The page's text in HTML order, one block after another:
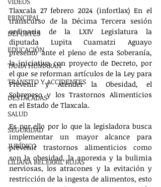
PRINCIPAL
DEPORTES
EDUCACIÓN
TANIA HUMARAN
TRÁNSITO Y ACCIDENTES
DESTACADAS
SALUD
SEGURIDAD
JURÍDICO
LILIANA BECERRIL ROJAS
Tlaxcala 27 febrero 2024 (infortlax) En el
transcurso de la Décima Tercera sesión
ordinaria de la LXIV Legislatura la
diputada Lupita Cuamatzi Aguayo
presentó ante el pleno de esta Soberanía,
la iniciativa con proyecto de Decreto, por
el que se reforman artículos de la Ley para
Prevenir y Atender la Obesidad, el
Sobrepeso y los Trastornos Alimenticios
en el Estado de Tlaxcala.
Es por ello por lo que la legisladora busca
implementar un mayor alcance para
prevenir trastornos alimenticios como
son la obesidad, la anorexia y la bulimia
nerviosas, los atracones y la evitación y
restricción de la ingesta de alimentos, esto